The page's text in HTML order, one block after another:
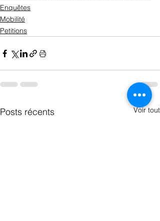
Enquêtes
Mobilité
Petitions
Posts récents Voir tout